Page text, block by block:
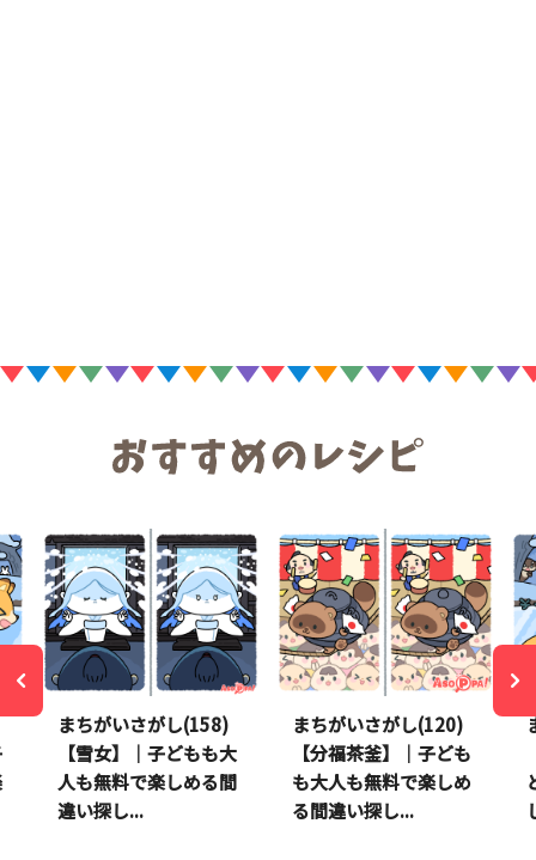
まちがいさがし(158)
【雪女】｜子どもも大
人も無料で楽しめる間
違い探し...
まちがいさがし(120)
【分福茶釜】｜子ども
も大人も無料で楽しめ
る間違い探し...